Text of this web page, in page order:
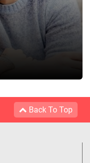
Back To Top